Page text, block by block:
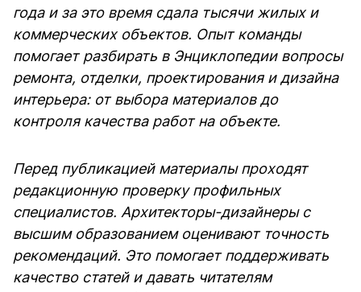
года и за это время сдала тысячи жилых и
коммерческих объектов. Опыт команды
помогает разбирать в Энциклопедии вопросы
ремонта, отделки, проектирования и дизайна
интерьера: от выбора материалов до
контроля качества работ на объекте.
Перед публикацией материалы проходят
редакционную проверку профильных
специалистов. Архитекторы-дизайнеры с
высшим образованием оценивают точность
рекомендаций. Это помогает поддерживать
качество статей и давать читателям